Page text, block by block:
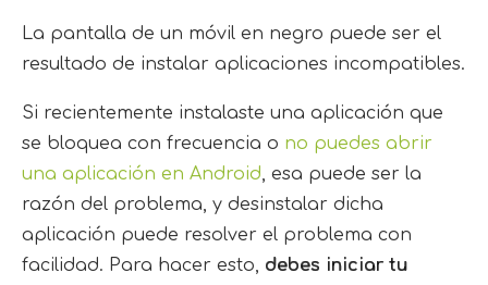
La pantalla de un móvil en negro puede ser el
resultado de instalar aplicaciones incompatibles.
Si recientemente instalaste una aplicación que
se bloquea con frecuencia o no puedes abrir
una aplicación en Android, esa puede ser la
razón del problema, y desinstalar dicha
aplicación puede resolver el problema con
facilidad. Para hacer esto, debes iniciar tu